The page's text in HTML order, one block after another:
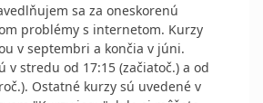
sa za oneskorenú
problémy s internetom. Kurzy
v septembri a končia v júni.
v stredu od 17:15 (začiatoč.) a od
Ostatné kurzy sú uvedené v